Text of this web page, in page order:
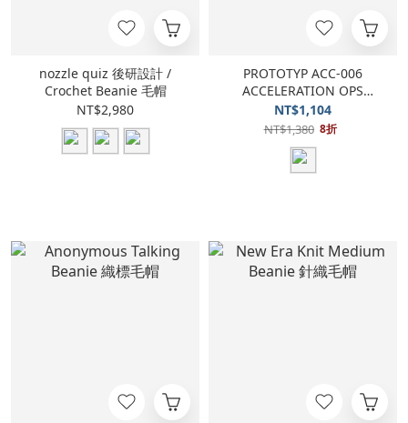
nozzle quiz 後研設計 /
Crochet Beanie 毛帽
NT$2,980
PROTOTYP ACC-006
ACCELERATION OPS
Beanie
NT$1,104
NT$1,380 8折